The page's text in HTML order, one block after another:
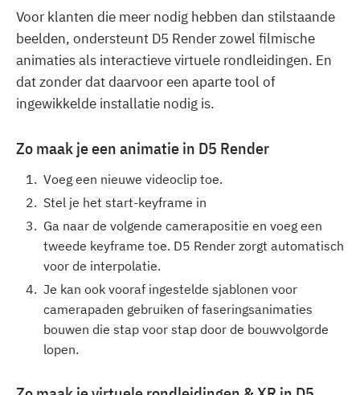
Voor klanten die meer nodig hebben dan stilstaande
beelden, ondersteunt D5 Render zowel filmische
animaties als interactieve virtuele rondleidingen. En
dat zonder dat daarvoor een aparte tool of
ingewikkelde installatie nodig is.
‍Zo maak je een animatie in D5 Render
Voeg een nieuwe videoclip toe.
Stel je het start-keyframe in
Ga naar de volgende camerapositie en voeg een
tweede keyframe toe. D5 Render zorgt automatisch
voor de interpolatie.
Je kan ook vooraf ingestelde sjablonen voor
camerapaden gebruiken of faseringsanimaties
bouwen die stap voor stap door de bouwvolgorde
lopen.